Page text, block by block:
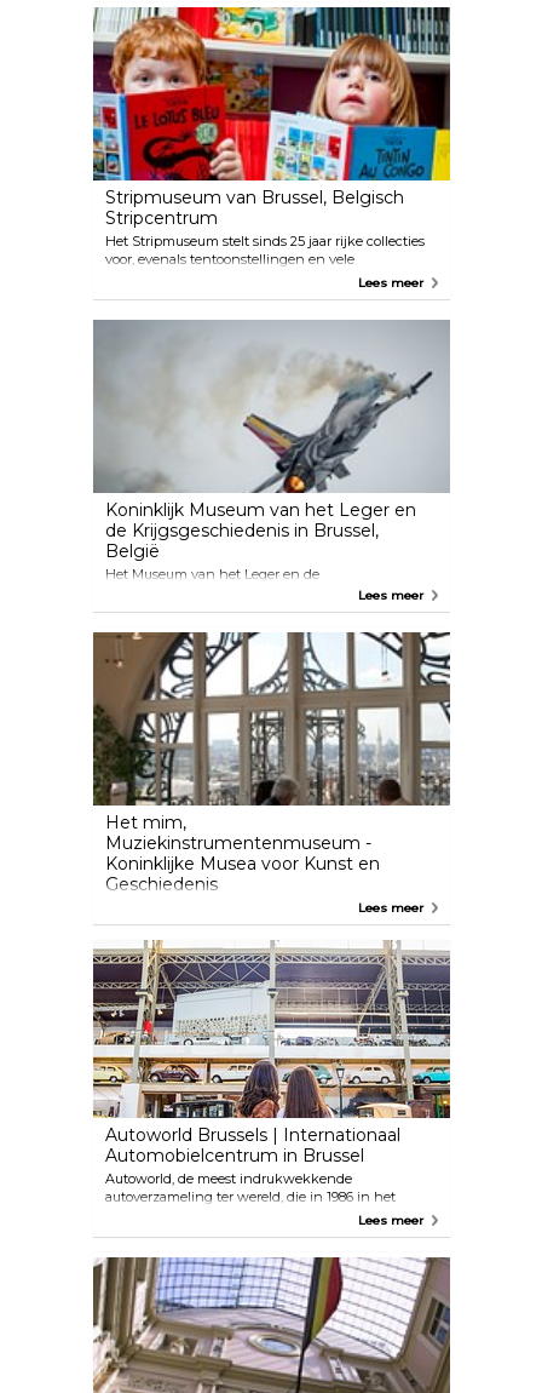
Stripmuseum van Brussel, Belgisch
Stripcentrum
Het Stripmuseum stelt sinds 25 jaar rijke collecties
voor, evenals tentoonstellingen en vele
stripactiviteiten op meer dan 4.000 m² in hartje
Brussel.
Lees meer
Koninklijk Museum van het Leger en
de Krijgsgeschiedenis in Brussel,
België
Het Museum van het Leger en de
Krijgsgeschiedenis, in het Jubelpark en vlakbij de
Europese wijk, beschrijft 10 eeuwen militaire
geschiedenis.
Lees meer
Het mim,
Muziekinstrumentenmuseum -
Koninklijke Musea voor Kunst en
Geschiedenis
muziekinstrumenten te bewonderen in een
opmerkelijk Art Nouveaugebouw, naast het
Koningsplein in Brussel.
Lees meer
Autoworld Brussels | Internationaal
Automobielcentrum in Brussel
Autoworld, de meest indrukwekkende
autoverzameling ter wereld, die in 1986 in het
Lees meer